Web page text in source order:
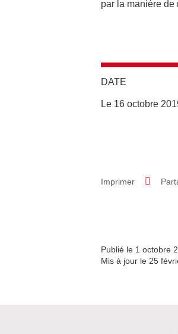
par la manière de
DATE
Le 16 octobre
Imprimer
Publié le 1 octobre
Mis à jour le 25